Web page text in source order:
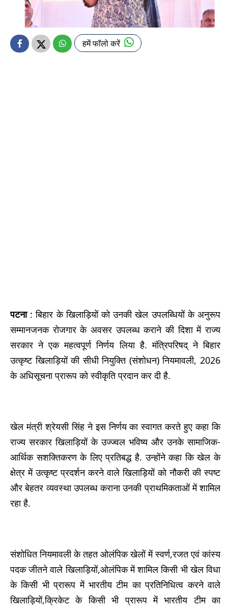
हमें फॉलो करें
पटना: बिहार के खिलाड़ियों को उनकी खेल उपलब्धियों के अनुरूप
सम्मानजनक रोजगार के अवसर उपलब्ध कराने की दिशा में राज्य
सरकार ने एक महत्वपूर्ण निर्णय लिया है. मंत्रिपरिषद् ने बिहार
उत्कृष्ट खिलाड़ियों की सीधी नियुक्ति (संशोधन) नियमावली, 2026
के अधिसूचना प्रारूप को स्वीकृति प्रदान कर दी है.
खेल मंत्री श्रेयसी सिंह ने इस निर्णय का स्वागत करते हुए कहा कि
राज्य सरकार खिलाड़ियों के उज्ज्वल भविष्य और उनके सामाजिक-
आर्थिक सशक्तिकरण के लिए प्रतिबद्ध है. उन्होंने कहा कि खेल के
क्षेत्र में उत्कृष्ट प्रदर्शन करने वाले खिलाड़ियों को नौकरी की स्पष्ट
और बेहतर व्यवस्था उपलब्ध कराना उनकी प्राथमिकताओं में शामिल
रहा है.
संशोधित नियमावली के तहत ओलंपिक खेलों में स्वर्ण,रजत एवं कांस्य
पदक जीतने वाले खिलाड़ियों,ओलंपिक में शामिल किसी भी खेल विधा
के किसी भी प्रारूप में भारतीय टीम का प्रतिनिधित्व करने वाले
खिलाड़ियों,क्रिकेट के किसी भी प्रारूप में भारतीय टीम का